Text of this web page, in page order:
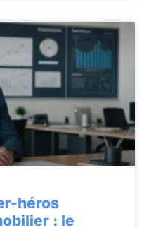
héros
: le